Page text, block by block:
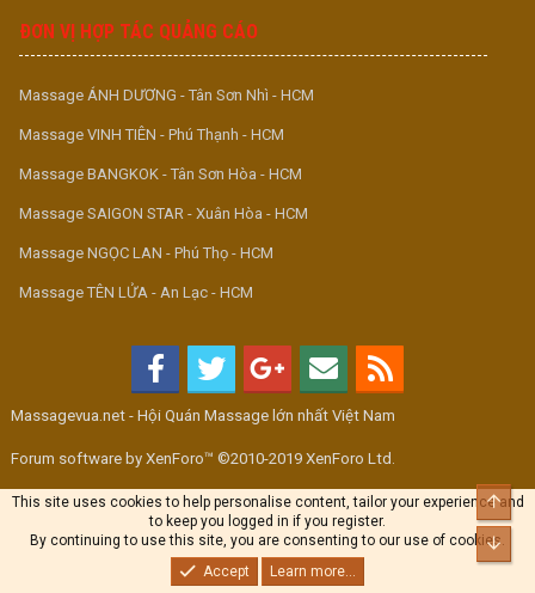
ĐƠN VỊ HỢP TÁC QUẢNG CÁO
Massage ÁNH DƯƠNG - Tân Sơn Nhì - HCM
Massage VINH TIÊN - Phú Thạnh - HCM
Massage BANGKOK - Tân Sơn Hòa - HCM
Massage SAIGON STAR - Xuân Hòa - HCM
Massage NGỌC LAN - Phú Thọ - HCM
Massage TÊN LỬA - An Lạc - HCM
Massagevua.net - Hội Quán Massage lớn nhất Việt Nam
Forum software by XenForo™ ©2010-2019 XenForo Ltd.
This site uses cookies to help personalise content, tailor your experience and
to keep you logged in if you register.
By continuing to use this site, you are consenting to our use of cookies.
Accept
Learn more...
Top